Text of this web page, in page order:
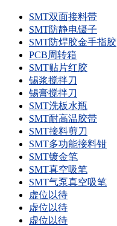
SMT双面接料带
SMT防静电镊子
SMT防焊胶金手指胶
PCB周转箱
SMT贴片红胶
锡浆搅拌刀
锡膏搅拌刀
SMT洗板水瓶
SMT耐高温胶带
SMT接料剪刀
SMT多功能接料钳
SMT镀金笔
SMT真空吸笔
SMT气泵真空吸笔
虚位以待
虚位以待
虚位以待